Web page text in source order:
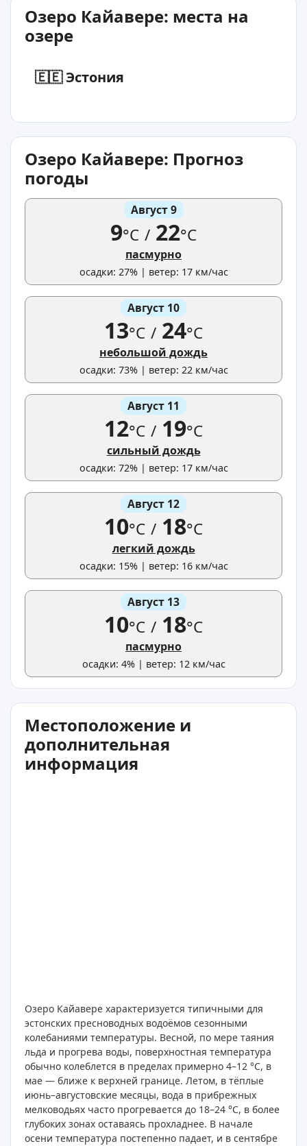
Озеро Кайавере: места на
озере
🇪🇪 Эстония
Озеро Кайавере: Прогноз
погоды
Август 9
9°C / 22°C
пасмурно
осадки: 27% | ветер: 17 км/час
Август 10
13°C / 24°C
небольшой дождь
осадки: 73% | ветер: 22 км/час
Август 11
12°C / 19°C
сильный дождь
осадки: 72% | ветер: 17 км/час
Август 12
10°C / 18°C
легкий дождь
осадки: 15% | ветер: 16 км/час
Август 13
10°C / 18°C
пасмурно
осадки: 4% | ветер: 12 км/час
Местоположение и
дополнительная
информация
Озеро Кайавере характеризуется типичными для
эстонских пресноводных водоёмов сезонными
колебаниями температуры. Весной, по мере таяния
льда и прогрева воды, поверхностная температура
обычно колеблется в пределах примерно 4–12 °C, в
мае — ближе к верхней границе. Летом, в тёплые
июнь–августовские месяцы, вода в прибрежных
мелководьях часто прогревается до 18–24 °C, в более
глубоких зонах оставаясь прохладнее. В начале
осени температура постепенно падает, и в сентябре